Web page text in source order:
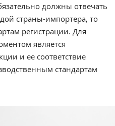
должны отвечать
страны-импортера, то
регистрации. Для
является
и ее соответствие
стандартам